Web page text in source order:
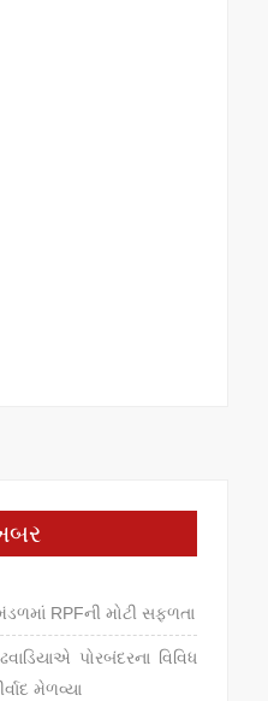
RPFની મોટી સફળતા
પોરબંદરના વિવિધ
મેળવ્યા